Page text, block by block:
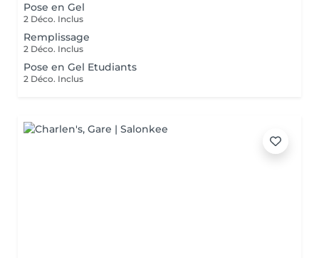
Pose en Gel
2 Déco. Inclus
Remplissage
2 Déco. Inclus
Pose en Gel Etudiants
2 Déco. Inclus